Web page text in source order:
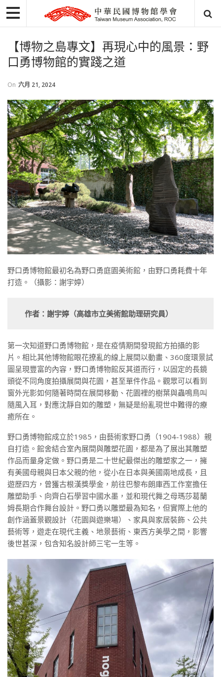
【博物之島專文】再現心中的風景：野
口勇博物館的實踐之道
On 六月 21, 2024
野口勇博物館最初名為野口勇庭園美術館，由野口勇耗費十年
打造。（攝影：謝宇婷）
作者：謝宇婷（高雄市立美術館助理研究員）
第一次知道野口勇博物館，是在疫情期間發現館方拍攝的影
片。相比其他博物館眼花撩亂的線上展間以動畫、360度環景試
圖呈現豐富的內容，野口勇博物館反其道而行，以固定的長鏡
頭從不同角度拍攝展間與花園，甚至單件作品。觀眾可以看到
窗外光影如何隨著時間在展間移動、花園裡的樹葉與蟲鳴鳥叫
隨風入耳，對應沈靜自如的雕塑，無疑是紛亂現世中難得的療
癒所在。
野口勇博物館成立於1985，由藝術家野口勇（1904-1988）親
自打造。館舍結合室內展間與雕塑花園，都是為了展出其雕塑
作品而量身定做。野口勇是二十世紀最傑出的雕塑家之一，擁
有美國母親與日本父親的他，從小在日本與美國兩地成長，且
遊歷四方，曾獲古根漢獎學金，前往巴黎布朗庫西工作室擔任
雕塑助手、向齊白石學習中國水墨，並和現代舞之母瑪莎葛蘭
姆長期合作舞台設計。野口勇以雕塑最為知名，但實際上他的
創作涵蓋景觀設計（花園與遊樂場）、家具與家居裝飾、公共
藝術等，遊走在現代主義、地景藝術、東西方美學之間，影響
後世甚深，包含知名設計師三宅一生等。